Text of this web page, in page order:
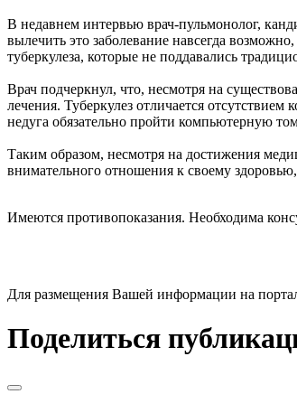
В недавнем интервью врач-пульмонолог,
вылечить это заболевание навсегда
туберкулеза, которые не поддавались
Врач подчеркнул, что, несмотря на
лечения. Туберкулез отличается
недуга обязательно пройти компьютерную
Таким образом, несмотря на достижения
внимательного отношения к своему
Имеются противопоказания. Необходима
Для размещения Вашей информации на
Поделиться